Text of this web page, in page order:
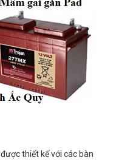
được thiết kế với các bàn